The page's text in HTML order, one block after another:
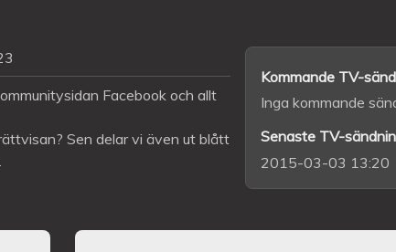
Facebook och allt
Sen delar vi även ut blått
Kommande TV-
Inga kommande
Senaste TV-
2015-03-03 13:20